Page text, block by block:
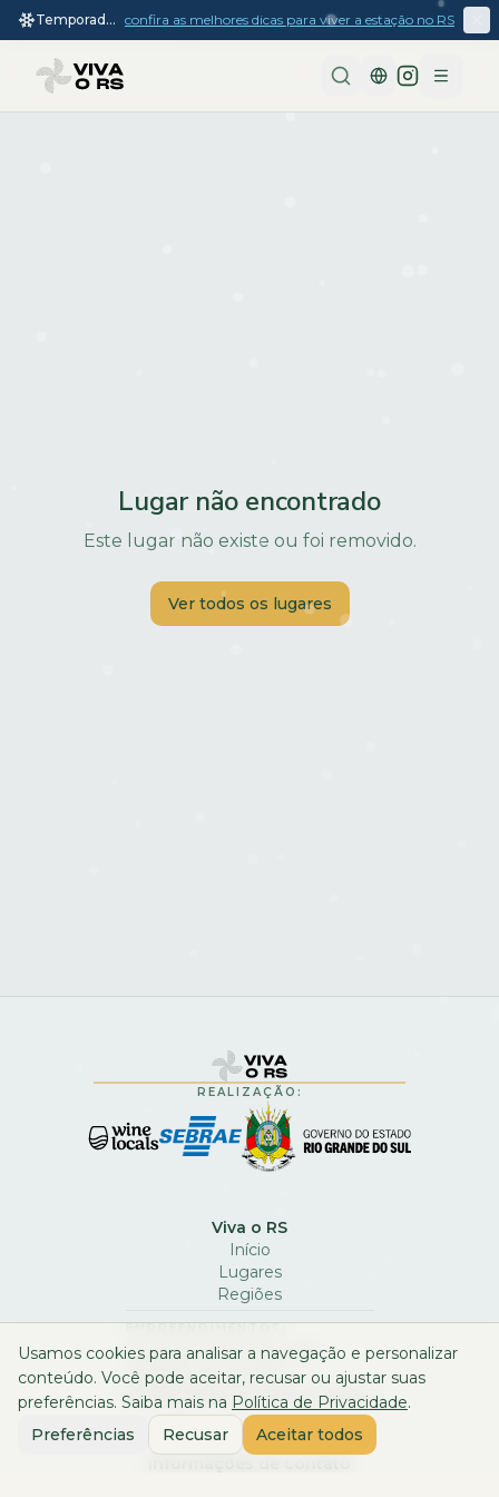
Usamos cookies para analisar a navegação e personalizar
conteúdo. Você pode aceitar, recusar ou ajustar suas
preferências. Saiba mais na Política de Privacidade.
Preferências
Recusar Aceitar todos
Temporada
de inverno
2026
confira as melhores dicas para viver a estação no RS
Menu
Lugar não encontrado
Este lugar não existe ou foi removido.
Ver todos os lugares
REALIZAÇÃO:
Viva o RS
Início
Lugares
Regiões
Inscreva-se no Viva o RS
Cadastre seu evento
ID Visual Viva o Inverno Gaúcho